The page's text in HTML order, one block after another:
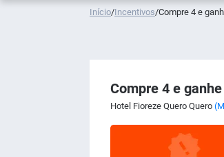
Início/Incentivos/Compre 4 e
Compre 4 e ganhe
Hotel Fioreze Quero Quero